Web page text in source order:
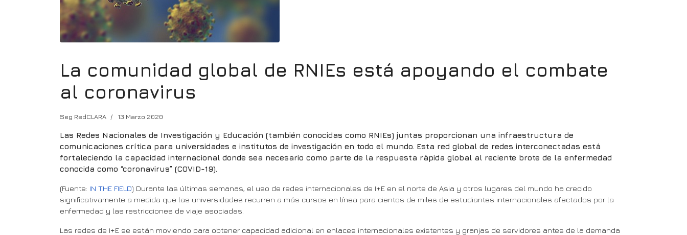
La comunidad global de RNIEs está apoyando el combate
al coronavirus
Seg RedCLARA 13 Marzo 2020
Las Redes Nacionales de Investigación y Educación (también conocidas como RNIEs) juntas proporcionan una infraestructura de
comunicaciones crítica para universidades e institutos de investigación en todo el mundo. Esta red global de redes interconectadas está
fortaleciendo la capacidad internacional donde sea necesario como parte de la respuesta rápida global al reciente brote de la enfermedad
conocida como “coronavirus” (COVID-19).
(Fuente: IN THE FIELD) Durante las últimas semanas, el uso de redes internacionales de I+E en el norte de Asia y otros lugares del mundo ha crecido
significativamente a medida que las universidades recurren a más cursos en línea para cientos de miles de estudiantes internacionales afectados por la
enfermedad y las restricciones de viaje asociadas.
Las redes de I+E se están moviendo para obtener capacidad adicional en enlaces internacionales existentes y granjas de servidores antes de la demanda